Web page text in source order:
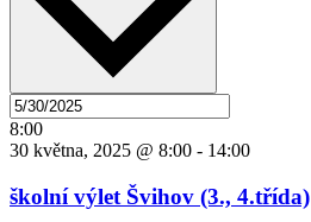
8:00
30 května, 2025 @ 8:00 - 14:00
školní výlet Švihov (3., 4.třída)